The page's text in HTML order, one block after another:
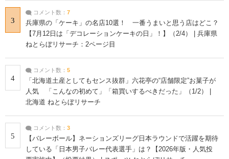
3
コメント数： 7
兵庫県の「ケーキ」の名店10選！ 一番うまいと思う店はどこ？
【7月12日は「デコレーションケーキの日」！】（2/4） | 兵庫県
ねとらぼリサーチ：2ページ目
4
コメント数： 5
「北海道土産としてもセンス抜群」六花亭の“店舗限定”お菓子が
人気 「こんなの初めて」「箱買いするべきだった」（1/2） |
北海道 ねとらぼリサーチ
5
コメント数： 3
【バレーボール】ネーションズリーグ日本ラウンドで活躍を期待
している「日本男子バレー代表選手」は？【2026年版・人気投